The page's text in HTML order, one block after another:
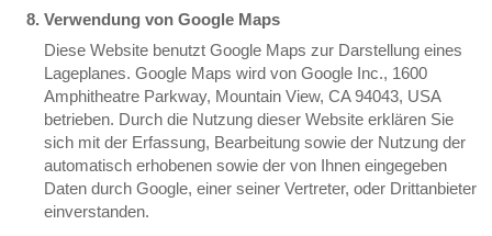
Verwendung von Google Maps
Diese Website benutzt Google Maps zur Darstellung eines
Lageplanes. Google Maps wird von Google Inc., 1600
Amphitheatre Parkway, Mountain View, CA 94043, USA
betrieben. Durch die Nutzung dieser Website erklären Sie
sich mit der Erfassung, Bearbeitung sowie der Nutzung der
automatisch erhobenen sowie der von Ihnen eingegeben
Daten durch Google, einer seiner Vertreter, oder Drittanbieter
einverstanden.